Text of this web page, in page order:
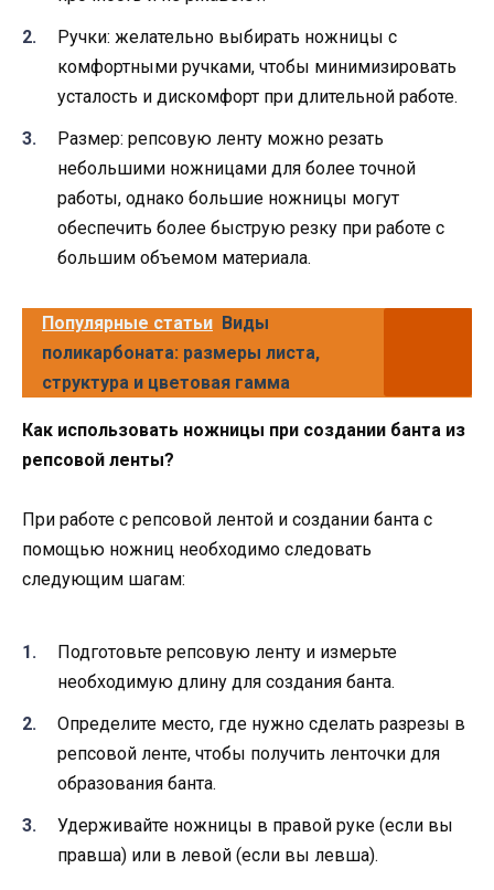
Ручки: желательно выбирать ножницы с
комфортными ручками, чтобы минимизировать
усталость и дискомфорт при длительной работе.
Размер: репсовую ленту можно резать
небольшими ножницами для более точной
работы, однако большие ножницы могут
обеспечить более быструю резку при работе с
большим объемом материала.
Популярные статьи Виды
поликарбоната: размеры листа,
структура и цветовая гамма
Как использовать ножницы при создании банта из
репсовой ленты?
При работе с репсовой лентой и создании банта с
помощью ножниц необходимо следовать
следующим шагам:
Подготовьте репсовую ленту и измерьте
необходимую длину для создания банта.
Определите место, где нужно сделать разрезы в
репсовой ленте, чтобы получить ленточки для
образования банта.
Удерживайте ножницы в правой руке (если вы
правша) или в левой (если вы левша).